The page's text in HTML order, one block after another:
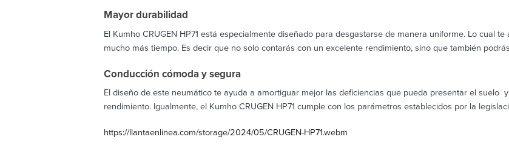
Mayor durabilidad
El Kumho CRUGEN HP71 está especialmente diseñado para desgastarse de manera uniforme. Lo cual
mucho más tiempo. Es decir que no solo contarás con un excelente rendimiento, sino que también
Conducción cómoda y segura
El diseño de este neumático te ayuda a amortiguar mejor las deficiencias que pueda presentar el suelo
rendimiento. Igualmente, el Kumho CRUGEN HP71 cumple con los parámetros establecidos por la
https://llantaenlinea.com/storage/2024/05/CRUGEN-HP71.webm